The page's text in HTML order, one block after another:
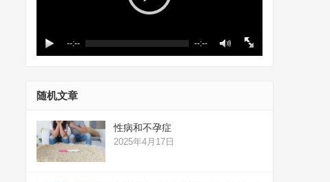
--:-- --:--
随机文章
性病和不孕症
2025年4月17日